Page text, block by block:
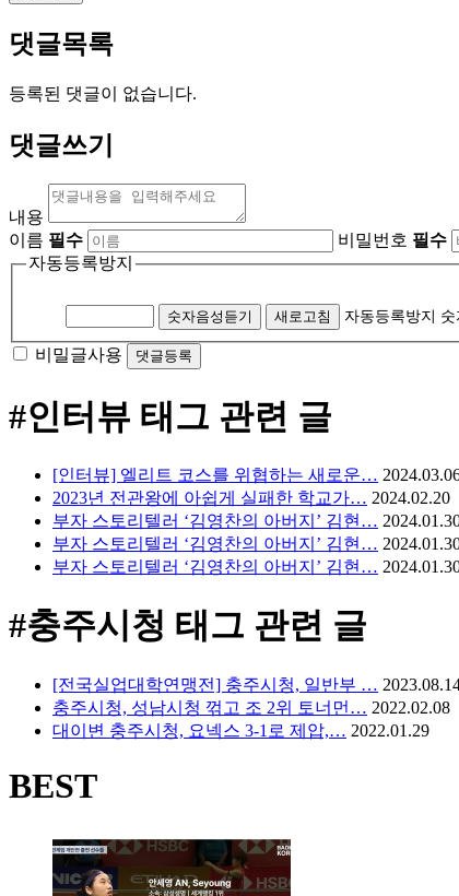
댓글목록
등록된 댓글이 없습니다.
댓글쓰기
내용
이름 필수 비밀번호 필수
자동등록방지
숫자음성듣기 새로고침 자동등록방지
비밀글사용
#인터뷰 태그 관련 글
[인터뷰] 엘리트 코스를 위협하는 새로운…
2023년 전관왕에 아쉽게 실패한 학교가… 2024.02.20
부자 스토리텔러 ‘김영찬의 아버지’ 김현…
부자 스토리텔러 ‘김영찬의 아버지’ 김현…
부자 스토리텔러 ‘김영찬의 아버지’ 김현…
#충주시청 태그 관련 글
[전국실업대학연맹전] 충주시청, 일반부 …
충주시청, 성남시청 꺾고 조 2위 토너먼… 2022.02.08
대이변 충주시청, 요넥스 3-1로 제압,… 2022.01.29
BEST